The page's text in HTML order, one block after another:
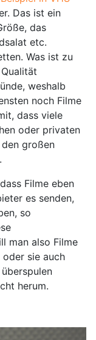
Das ist ein
das
etc.
Was ist zu
weshalb
noch Filme
dass viele
oder privaten
großen
Filme eben
es senden,
so
man also Filme
oder sie auch
herum.